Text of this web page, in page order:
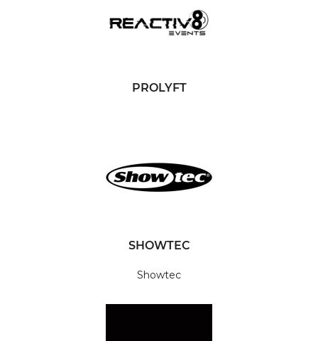
PROLYFT
SHOWTEC
Showtec